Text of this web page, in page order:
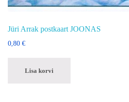
Jüri Arrak postkaart JOONAS
0,80 €
Lisa korvi